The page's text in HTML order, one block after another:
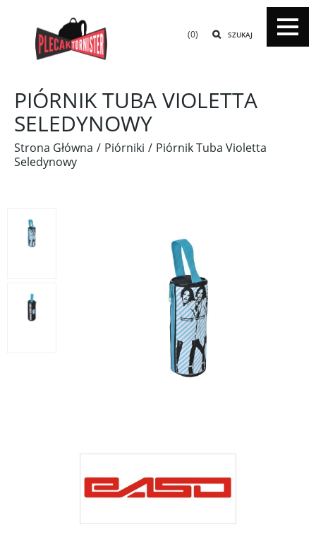
SZUKAJ
(0)
PIÓRNIK TUBA VIOLETTA
SELEDYNOWY
Strona Główna Piórniki
Piórnik Tuba Violetta
Seledynowy